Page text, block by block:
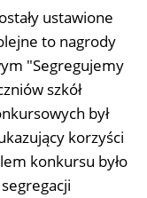
ustawione
to nagrody
"Segregujemy
szkół
był
korzyści
konkursu było